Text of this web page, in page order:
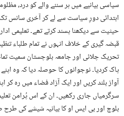
سیاسی بیانیے میں ہر سننے والے کو درد،
ابتدائی دورِ سیاست سے لے کر آخری سانس
حیثیت سے دیکھنا پسند کرتے تھے۔ تعلیمی
قبضہ گیری کے خلاف انہوں نے تمام طلباء
تحریک چلائی اور جامعہ بلوچستان سمیت
پاک کردیا۔ نوجوانوں کا حوصلہ دیا کہ وہ
آواز بلند کریں اور ایک آزاد فضاء میں رہ
سرگرمیاں جاری رکھیں۔ ان کے اس پُرامن
بلوچ اور بی ایس او کا بیانیہ شیشے کی طرح